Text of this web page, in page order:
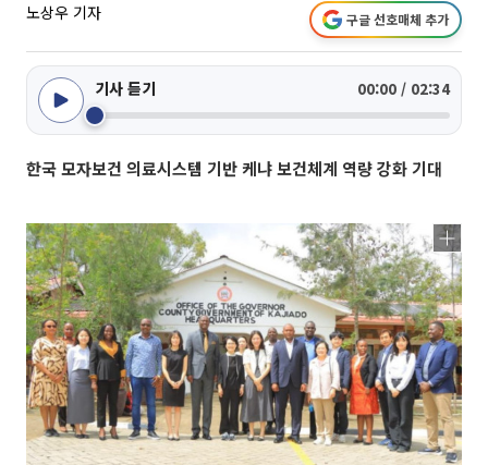
노상우 기자 구글 선호매체 추가
기사 듣기 00:00 / 02:34
한국 모자보건 의료시스템 기반 케냐 보건체계 역량 강화 기대